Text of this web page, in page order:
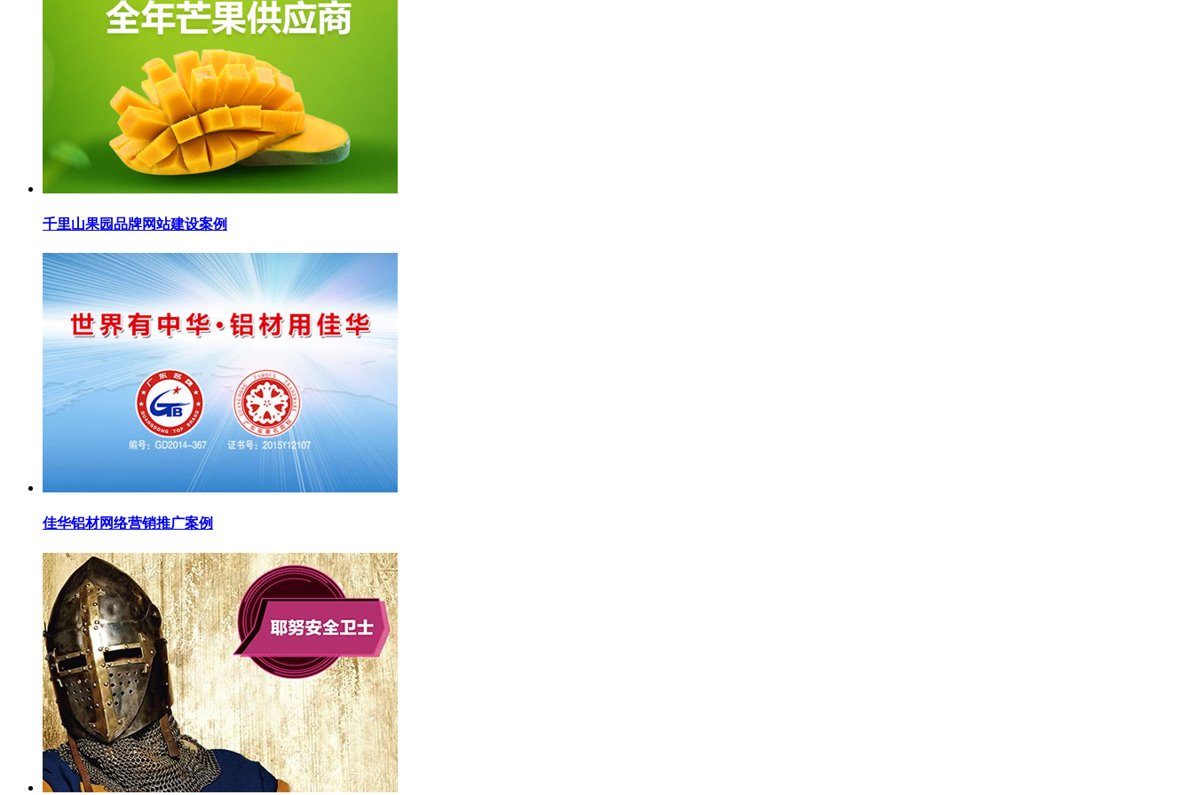
千里山果园品牌网站建设案例
佳华铝材网络营销推广案例